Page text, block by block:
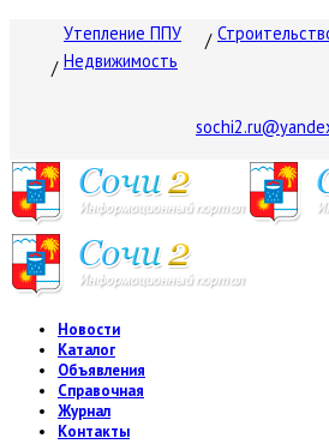
Утепление ППУ
Недвижимость
Новости
Каталог
Объявления
Справочная
Журнал
Контакты